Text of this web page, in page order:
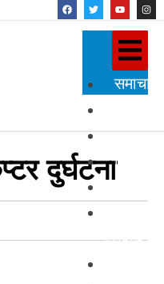
समाचार
प्रदेश
शिक्षा
प्रविधि
दुर्घटना